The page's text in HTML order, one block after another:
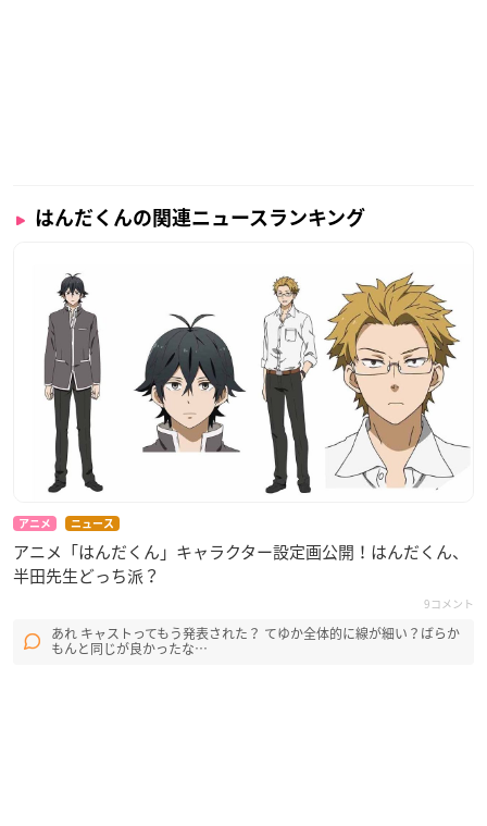
はんだくんの関連ニュースランキング
アニメ ニュース
アニメ「はんだくん」キャラクター設定画公開！はんだくん、
半田先生どっち派？
9コメント
あれ キャストってもう発表された？ てゆか全体的に線が細い？ばらか
もんと同じが良かったな…